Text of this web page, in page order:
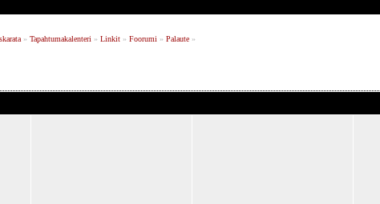
» Tapahtumakalenteri » Linkit» Foorumi » Palaute»